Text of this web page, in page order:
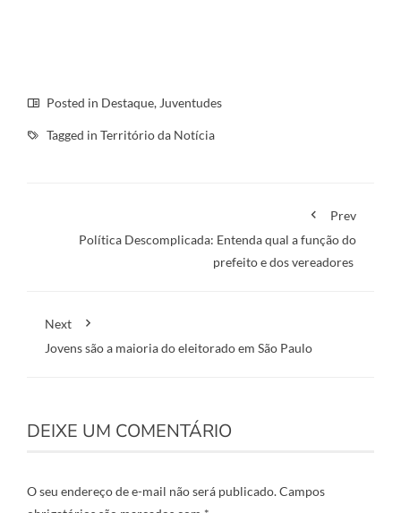
Posted in Destaque, Juventudes
Tagged in Território da Notícia
Prev
Política Descomplicada: Entenda qual a função do
prefeito e dos vereadores
Next
Jovens são a maioria do eleitorado em São Paulo
DEIXE UM COMENTÁRIO
O seu endereço de e-mail não será publicado.Campos